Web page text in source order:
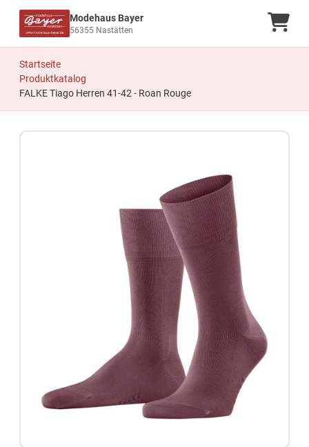
Modehaus Bayer
56355 Nastätten
Startseite
Produktkatalog
FALKE Tiago Herren 41-42 - Roan Rouge